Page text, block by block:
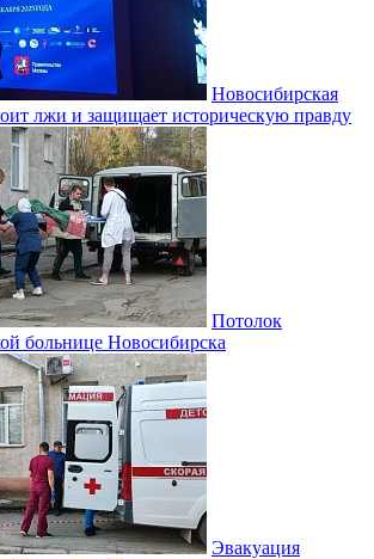
Новосибирская
лжи и защищает историческую правду
Потолок
больнице Новосибирска
Эвакуация